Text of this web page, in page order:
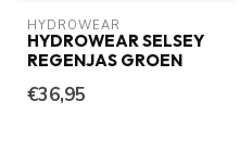
HYDROWEAR
HYDROWEAR SELSEY
REGENJAS GROEN
€36,95